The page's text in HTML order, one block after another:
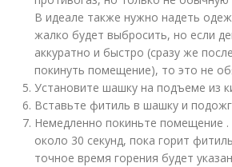
В идеале также нужно надеть
жалко будет выбросить, но если
аккуратно и быстро (сразу же
покинуть помещение), то это не
Установите шашку на подъеме из
Вставьте фитиль в шашку и
Немедленно покиньте помещение
около 30 секунд, пока горит
точное время горения будет